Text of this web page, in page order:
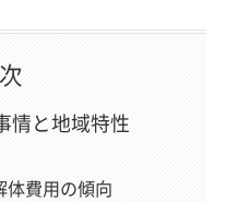
情と地域特性
体費用の傾向